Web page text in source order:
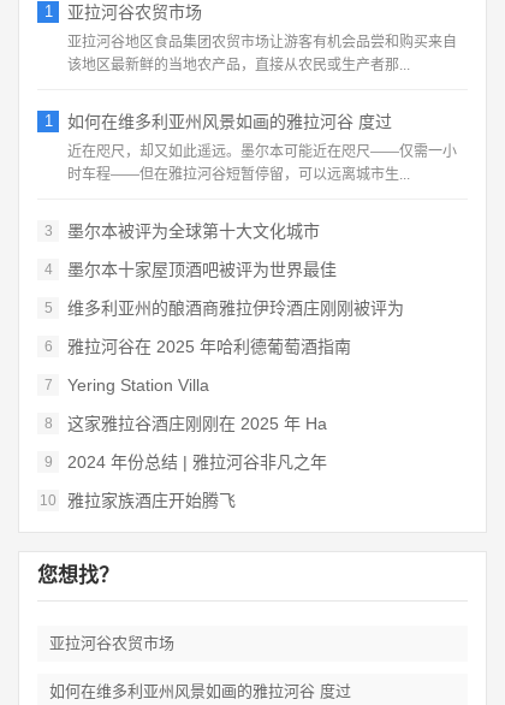
1 亚拉河谷农贸市场
亚拉河谷地区食品集团农贸市场让游客有机会品尝和购买来自
该地区最新鲜的当地农产品，直接从农民或生产者那...
1 如何在维多利亚州风景如画的雅拉河谷 度过
近在咫尺，却又如此遥远。墨尔本可能近在咫尺——仅需一小
时车程——但在雅拉河谷短暂停留，可以远离城市生...
3 墨尔本被评为全球第十大文化城市
4 墨尔本十家屋顶酒吧被评为世界最佳
5 维多利亚州的酿酒商雅拉伊玲酒庄刚刚被评为
6 雅拉河谷在 2025 年哈利德葡萄酒指南
7 Yering Station Villa
8 这家雅拉谷酒庄刚刚在 2025 年 Ha
9 2024 年份总结 | 雅拉河谷非凡之年
10 雅拉家族酒庄开始腾飞
您想找？
亚拉河谷农贸市场
如何在维多利亚州风景如画的雅拉河谷 度过